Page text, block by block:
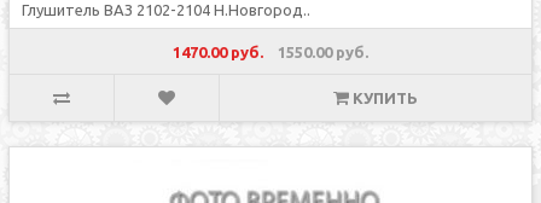
Глушитель ВАЗ 2102-2104 Н.Новгород..
1470.00 руб. 1550.00 руб.
КУПИТЬ